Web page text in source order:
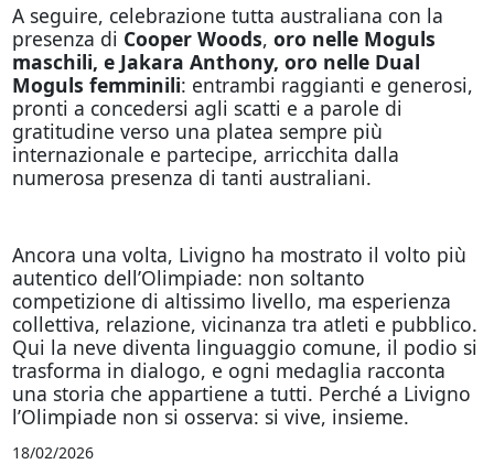
A seguire, celebrazione tutta australiana con la
presenza di Cooper Woods, oro nelle Moguls
maschili, e Jakara Anthony, oro nelle Dual
Moguls femminili: entrambi raggianti e generosi,
pronti a concedersi agli scatti e a parole di
gratitudine verso una platea sempre più
internazionale e partecipe, arricchita dalla
numerosa presenza di tanti australiani.
Ancora una volta, Livigno ha mostrato il volto più
autentico dell’Olimpiade: non soltanto
competizione di altissimo livello, ma esperienza
collettiva, relazione, vicinanza tra atleti e pubblico.
Qui la neve diventa linguaggio comune, il podio si
trasforma in dialogo, e ogni medaglia racconta
una storia che appartiene a tutti. Perché a Livigno
l’Olimpiade non si osserva: si vive, insieme.
18/02/2026